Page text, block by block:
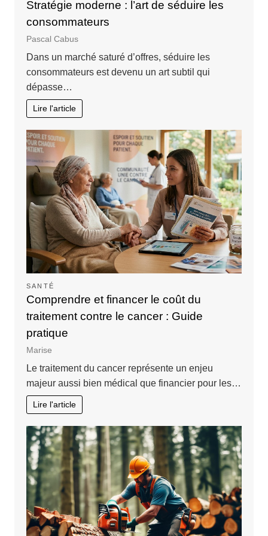
Stratégie moderne : l’art de séduire les
consommateurs
Pascal Cabus
Dans un marché saturé d’offres, séduire les
consommateurs est devenu un art subtil qui
dépasse…
Lire l'article
SANTÉ
Comprendre et financer le coût du
traitement contre le cancer : Guide
pratique
Marise
Le traitement du cancer représente un enjeu
majeur aussi bien médical que financier pour les…
Lire l'article